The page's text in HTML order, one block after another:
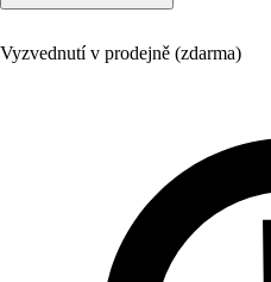
Vyzvednutí v prodejně (zdarma)